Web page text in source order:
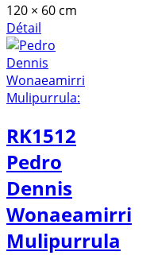
120 × 60 cm
Détail
RK1512
Pedro
Dennis
Wonaeamirri
Mulipurrula